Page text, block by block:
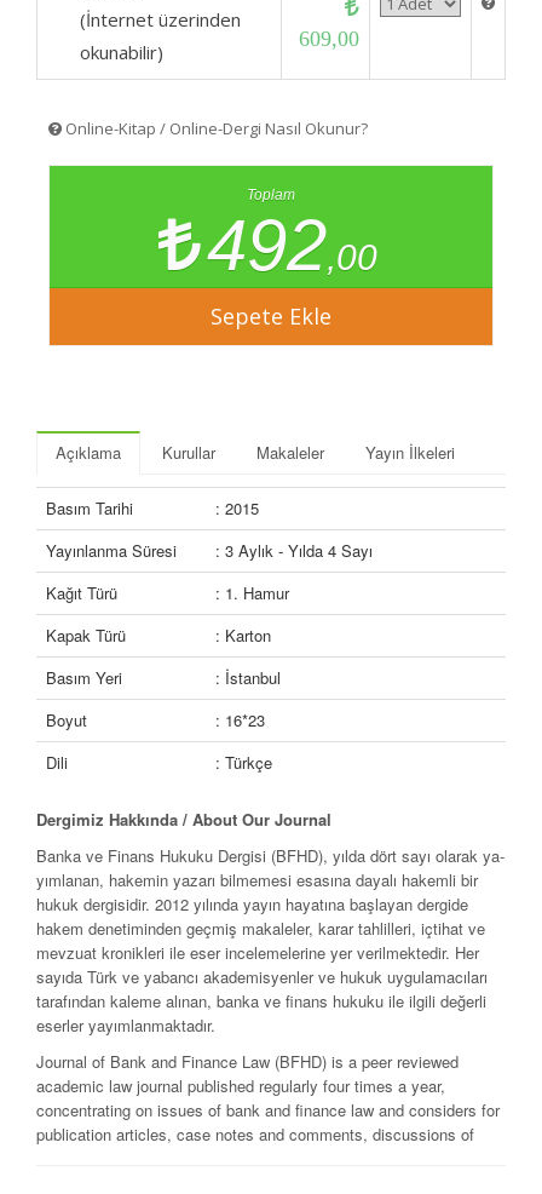
(İnternet üzerinden
okunabilir)
609,00
Online-Kitap / Online-Dergi Nasıl Okunur?
Toplam
492,00
Açıklama Kurullar Makaleler Yayın İlkeleri
Basım Tarihi
: 2015
Yayınlanma Süresi
: 3 Aylık - Yılda 4 Sayı
Kağıt Türü
: 1. Hamur
Kapak Türü
: Karton
Basım Yeri
: İstanbul
Boyut
: 16*23
Dili
: Türkçe
Dergimiz Hakkında / About Our Journal
Banka ve Finans Hukuku Dergisi (BFHD), yılda dört sayı olarak ya­
yımlanan, hakemin yazarı bilmemesi esasına dayalı hakemli bir
hukuk dergisidir. 2012 yılında yayın hayatına başlayan dergide
hakem deneti­minden geçmiş makaleler, karar tahlilleri, içtihat ve
mev­zuat kro­nikleri ile eser incelemelerine yer verilmektedir. Her
sayıda Türk ve ya­bancı akademisyenler ve hukuk uygulamacıları
tarafından kaleme alınan, banka ve finans hukuku ile ilgili değerli
eserler yayımlan­maktadır.
Journal of Bank and Finance Law (BFHD) is a peer reviewed
academic law journal published regularly four times a year,
concentrating on issues of bank and finance law and considers for
publication articles, case notes and comments, discussions of